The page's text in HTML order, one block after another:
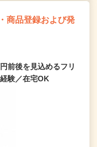
商品登録および発
前後を見込めるフリ
験／在宅OK